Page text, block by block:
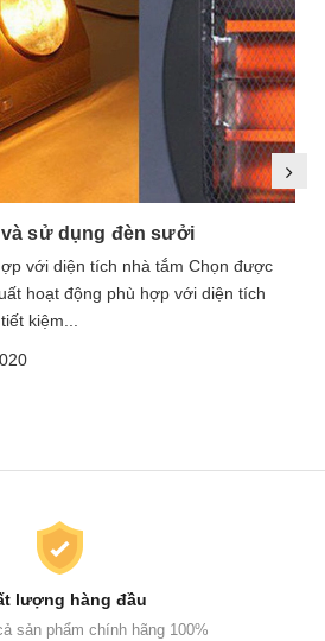
sử dụng đèn sưởi
với diện tích nhà tắm Chọn được
hoạt động phù hợp với diện tích
kiệm...
lượng hàng đầu
sản phẩm chính hãng 100%